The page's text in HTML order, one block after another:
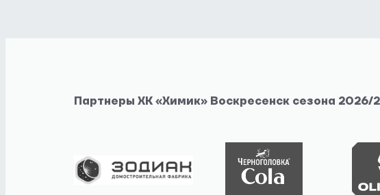
Партнеры ХК «Химик» Воскресенск сезона 2026/